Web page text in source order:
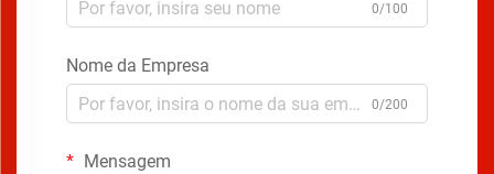
0/100
Nome da Empresa
0/200
Mensagem